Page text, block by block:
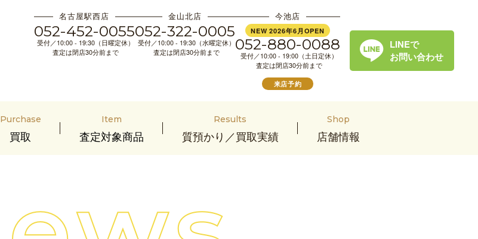
名古屋駅西店
052-452-0055
受付／10:00 - 19:30（日曜定休）
査定は閉店30分前まで
金山北店
052-322-0005
受付／10:00 - 19:30（水曜定休）
査定は閉店30分前まで
今池店
NEW 2026年6月OPEN
052-880-0088
受付／10:00 - 19:00（土日定休）
査定は閉店30分前まで
来店予約
LINEで
お問い合わせ
Purchase
買取
Item
査定対象商品
Results
質預かり／買取実績
Shop
店舗情報